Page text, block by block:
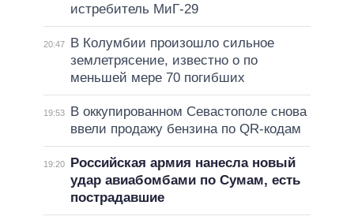
истребитель МиГ-29
20:47
В Колумбии произошло сильное
землетрясение, известно о по
меньшей мере 70 погибших
19:53
В оккупированном Севастополе снова
ввели продажу бензина по QR-кодам
19:20
Российская армия нанесла новый
удар авиабомбами по Сумам, есть
пострадавшие